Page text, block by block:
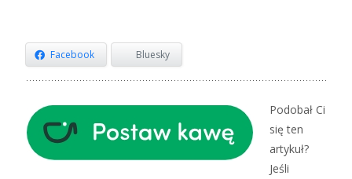
Facebook Bluesky
Podobał Ci
się ten
artykuł?
Jeśli